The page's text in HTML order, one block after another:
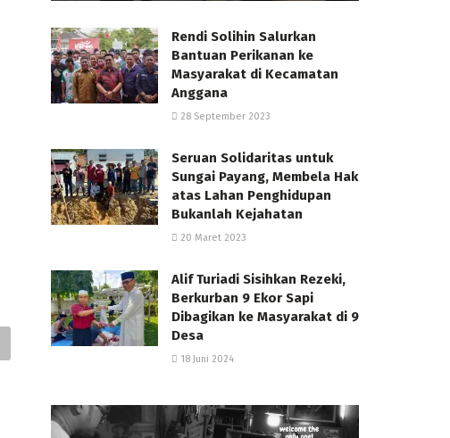
Rendi Solihin Salurkan
Bantuan Perikanan ke
Masyarakat di Kecamatan
Anggana
28 September 2023
Seruan Solidaritas untuk
Sungai Payang, Membela Hak
atas Lahan Penghidupan
Bukanlah Kejahatan
20 Maret 2023
Alif Turiadi Sisihkan Rezeki,
Berkurban 9 Ekor Sapi
Dibagikan ke Masyarakat di 9
Desa
18 Juni 2024